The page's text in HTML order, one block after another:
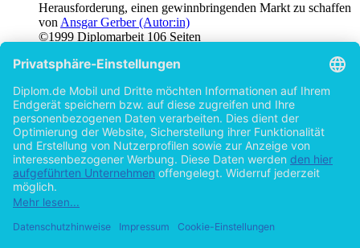
Herausforderung, einen gewinnbringenden Markt zu schaffen
von Ansgar Gerber (Autor:in)
©1999 Diplomarbeit 106 Seiten
Hilfe/FAQ
Datenschutz
AGB
Vertrag widerrufen
Zur Desktop-Version
Copyright ©Imprint in der Bedey & Thoms Media GmbH powered
byOpen Publishing
Cookie-Einstellungen